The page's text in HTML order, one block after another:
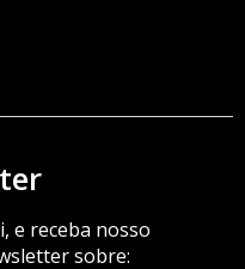
e receba nosso
sobre: